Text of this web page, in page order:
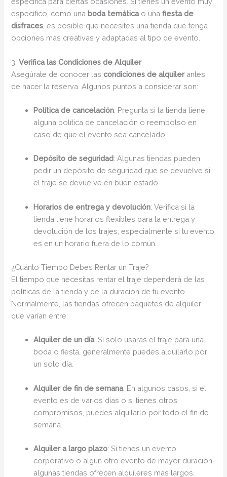
específico, como una boda temáticao unafiesta de
disfraces , es posible que necesites una tienda que tenga
opciones más creativas y adaptadas al tipo de evento.
3.Verifica las Condiciones de Alquiler
Asegúrate de conocer lascondiciones de alquilerantes
de hacer la reserva. Algunos puntos a considerar son:
Política de cancelación: Pregunta si la tienda tiene
alguna política de cancelación o reembolso en
caso de que el evento sea cancelado.
Depósito de seguridad: Algunas tiendas pueden
pedir un depósito de seguridad que se devuelve si
el traje se devuelve en buen estado.
Horarios de entrega y devolución: Verifica si la
tienda tiene horarios flexibles para la entrega y
devolución de los trajes, especialmente si tu evento
es en un horario fuera de lo común.
¿Cuánto Tiempo Debes Rentar un Traje?
El tiempo que necesitas rentar el traje dependerá de las
políticas de la tienda y de la duración de tu evento.
Normalmente, las tiendas ofrecen paquetes de alquiler
que varían entre:
Alquiler de un día: Si solo usarás el traje para una
boda o fiesta, generalmente puedes alquilarlo por
un solo día.
Alquiler de fin de semana: En algunos casos, si el
evento es de varios días o si tienes otros
compromisos, puedes alquilarlo por todo el fin de
semana.
Alquiler a largo plazo: Si tienes un evento
corporativo o algún otro evento de mayor duración,
algunas tiendas ofrecen alquileres más largos.